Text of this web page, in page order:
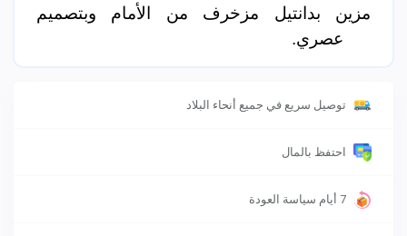
مزين بدانتيل مزخرف من الأمام وبتصميم
عصري.
توصيل سريع في جميع أنحاء البلاد
احتفظ بالمال
7 أيام سياسة العودة